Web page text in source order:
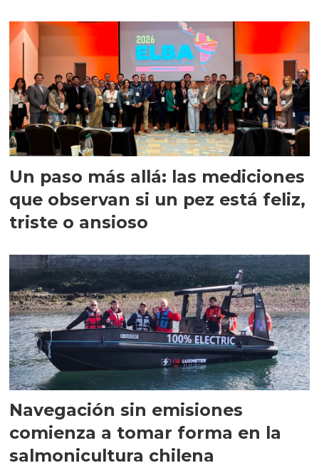
Un paso más allá: las mediciones
que observan si un pez está feliz,
triste o ansioso
Navegación sin emisiones
comienza a tomar forma en la
salmonicultura chilena